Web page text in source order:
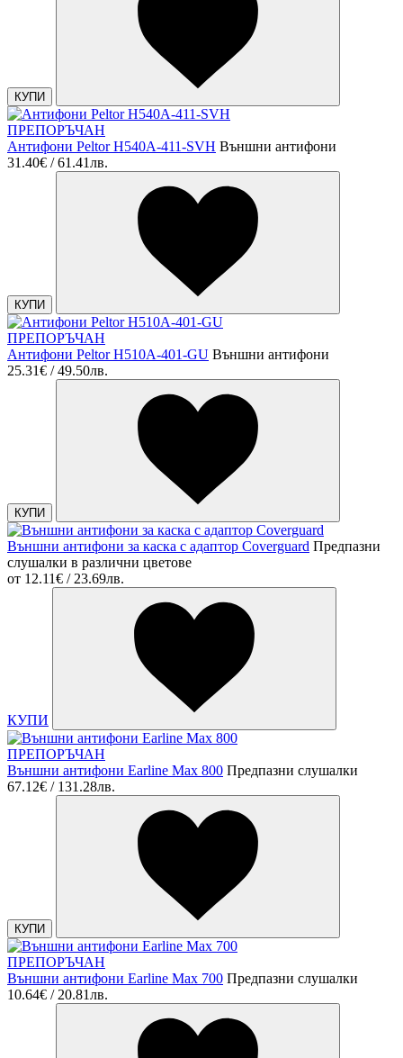
КУПИ
ПРЕПОРЪЧАН
Антифони Peltor H540A-411-SVH Външни антифони
31.40€ / 61.41лв.
КУПИ
ПРЕПОРЪЧАН
Антифони Peltor H510A-401-GU Външни антифони
25.31€ / 49.50лв.
КУПИ
Външни антифони за каска с адаптор Coverguard Предпазни
слушалки в различни цветове
от 12.11€ / 23.69лв.
КУПИ
ПРЕПОРЪЧАН
Външни антифони Earline Mах 800 Предпазни слушалки
67.12€ / 131.28лв.
КУПИ
ПРЕПОРЪЧАН
Външни антифони Earline Mах 700 Предпазни слушалки
10.64€ / 20.81лв.